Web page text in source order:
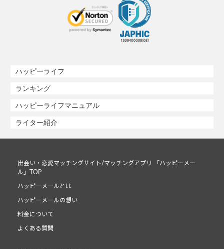
ハッピーライフ
ランキング
ハッピーライフマニュアル
ライター紹介
出会い・恋愛マッチングサイト/マッチングアプリ 「ハッピーメー
ル」TOP
ハッピーメールとは
ハッピーメールの想い
料金について
よくある質問